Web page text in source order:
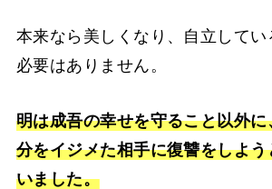
本来なら美しくなり、自立してい
必要はありません。
明は成吾の幸せを守ること以外
分をイジメた相手に復讐をしよ
いました。